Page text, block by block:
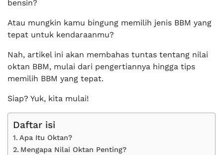
bensin?
Atau mungkin kamu bingung memilih jenis BBM yang
tepat untuk kendaraanmu?
Nah, artikel ini akan membahas tuntas tentang nilai
oktan BBM, mulai dari pengertiannya hingga tips
memilih BBM yang tepat.
Siap? Yuk, kita mulai!
Daftar isi
Apa Itu Oktan?
Mengapa Nilai Oktan Penting?